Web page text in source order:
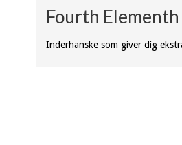
Fourth
Inderhanske som giver dig